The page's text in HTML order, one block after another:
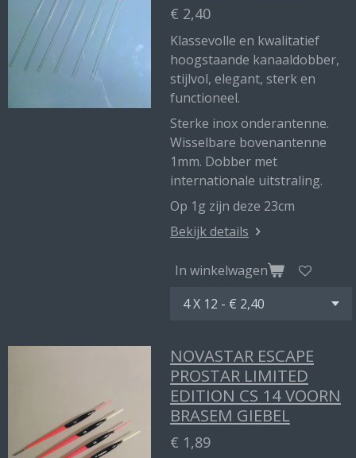
€ 2,40
Klassevolle en kwalitatief
hoogstaande kanaaldobber,
stijlvol, elegant, sterk en
functioneel.
Sterke inox onderantenne.
Wisselbare bovenantenne
1mm. Dobber met
internationale uitstraling.
Op 1g zijn deze 23cm
Bekijk details
In winkelwagen
NOVASTAR ESCAPE
PROSTAR LIMITED
EDITION CS 14 VOORN
BRASEM GIEBEL
€ 1,89